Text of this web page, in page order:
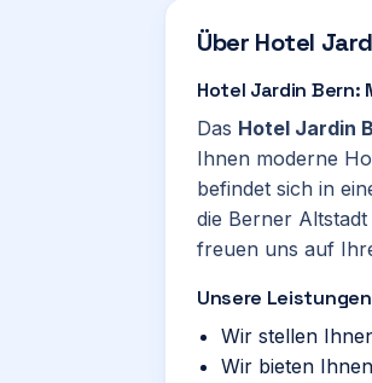
Über Hotel
Hotel Jardin Bern:
Das Hotel Jardin
Ihnen moderne
befindet sich in
die Berner
freuen uns auf
Unsere Leistungen
Wir stellen
Wir bieten